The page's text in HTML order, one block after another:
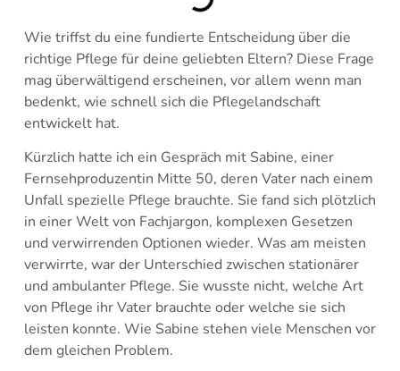
Wie triffst du eine fundierte Entscheidung über die
richtige Pflege für deine geliebten Eltern? Diese Frage
mag überwältigend erscheinen, vor allem wenn man
bedenkt, wie schnell sich die Pflegelandschaft
entwickelt hat.
Kürzlich hatte ich ein Gespräch mit Sabine, einer
Fernsehproduzentin Mitte 50, deren Vater nach einem
Unfall spezielle Pflege brauchte. Sie fand sich plötzlich
in einer Welt von Fachjargon, komplexen Gesetzen
und verwirrenden Optionen wieder. Was am meisten
verwirrte, war der Unterschied zwischen stationärer
und ambulanter Pflege. Sie wusste nicht, welche Art
von Pflege ihr Vater brauchte oder welche sie sich
leisten konnte. Wie Sabine stehen viele Menschen vor
dem gleichen Problem.